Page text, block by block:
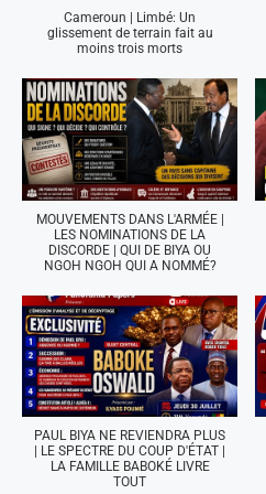
Cameroun | Limbé: Un
glissement de terrain fait au
moins trois morts
MOUVEMENTS DANS L'ARMÉE |
LES NOMINATIONS DE LA
DISCORDE | QUI DE BIYA OU
NGOH NGOH QUI A NOMMÉ?
PAUL BIYA NE REVIENDRA PLUS
| LE SPECTRE DU COUP D'ÉTAT |
LA FAMILLE BABOKÉ LIVRE
TOUT